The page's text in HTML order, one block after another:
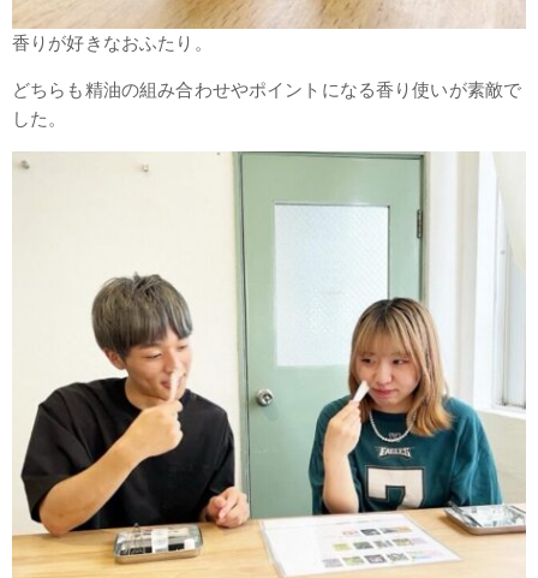
香りが好きなおふたり。
どちらも精油の組み合わせやポイントになる香り使いが素敵で
した。